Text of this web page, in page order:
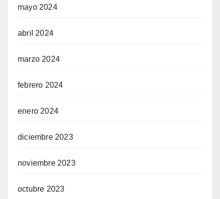
mayo 2024
abril 2024
marzo 2024
febrero 2024
enero 2024
diciembre 2023
noviembre 2023
octubre 2023